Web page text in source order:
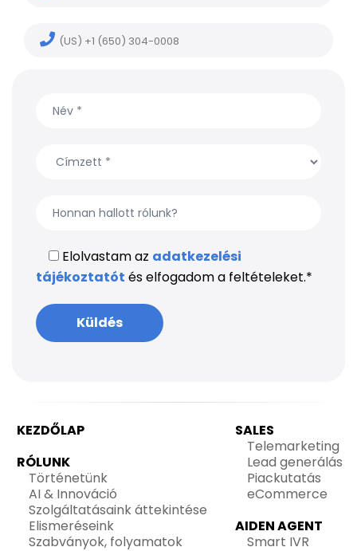
(US) +1 (650) 304-0008
Elolvastam az adatkezelési
tájékoztatót és elfogadom a feltételeket.*
KEZDŐLAP
RÓLUNK
Történetünk
AI & Innováció
Szolgáltatásaink áttekintése
Elismeréseink
Szabványok, folyamatok
SALES
Telemarketing
Lead generálás
Piackutatás
eCommerce
AIDEN AGENT
Smart IVR